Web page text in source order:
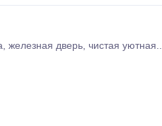
железная дверь, чистая уютная..